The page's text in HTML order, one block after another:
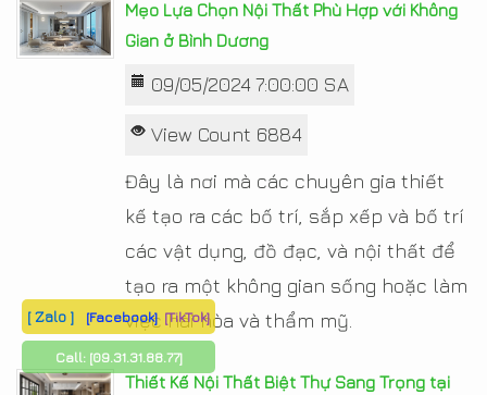
Mẹo Lựa Chọn Nội Thất Phù Hợp với Không
Gian ở Bình Dương
09/05/2024 7:00:00 SA
View Count 6884
Đây là nơi mà các chuyên gia thiết
kế tạo ra các bố trí, sắp xếp và bố trí
các vật dụng, đồ đạc, và nội thất để
tạo ra một không gian sống hoặc làm
việc hài hòa và thẩm mỹ.
Thiết Kế Nội Thất Biệt Thự Sang Trọng tại
[ Zalo ] [Facebook] [TikTok]
Call: [09.31.31.88.77]